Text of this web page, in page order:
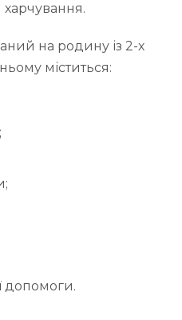
на родину із 2-х
міститься:
допомоги.